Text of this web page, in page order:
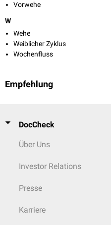
Vorwehe
W
Wehe
Weiblicher Zyklus
Wochenfluss
Empfehlung
DocCheck
Über Uns
Investor Relations
Presse
Karriere